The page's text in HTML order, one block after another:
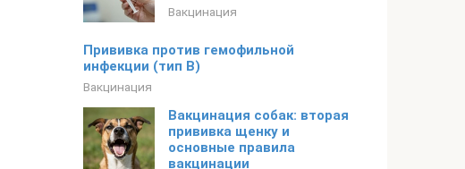
Вакцинация
Прививка против гемофильной
инфекции (тип В)
Вакцинация
Вакцинация собак: вторая
прививка щенку и
основные правила
вакцинации